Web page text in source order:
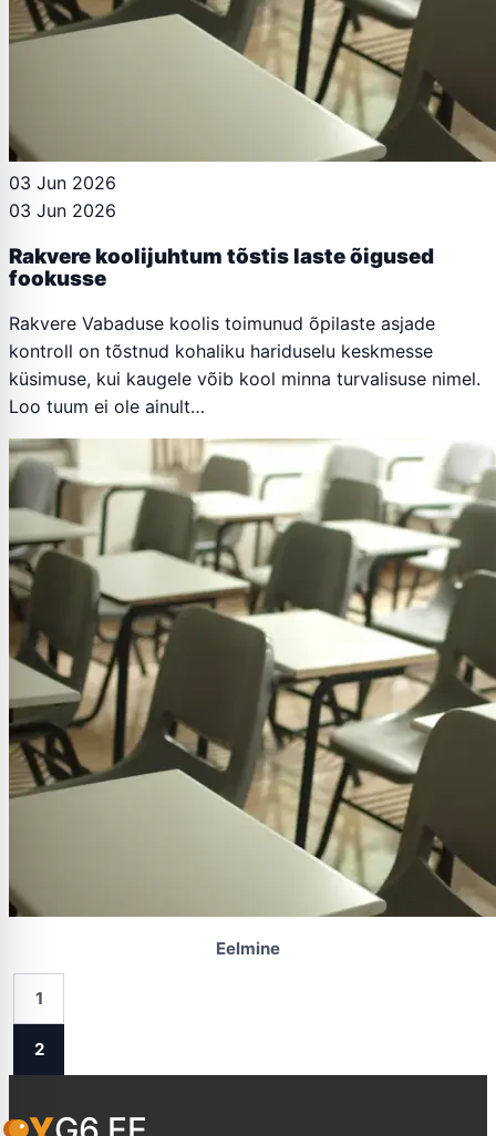
03 Jun 2026
03 Jun 2026
Rakvere koolijuhtum tõstis laste õigused
fookusse
Rakvere Vabaduse koolis toimunud õpilaste asjade
kontroll on tõstnud kohaliku hariduselu keskmesse
küsimuse, kui kaugele võib kool minna turvalisuse nimel.
Loo tuum ei ole ainult…
Eelmine
1
2